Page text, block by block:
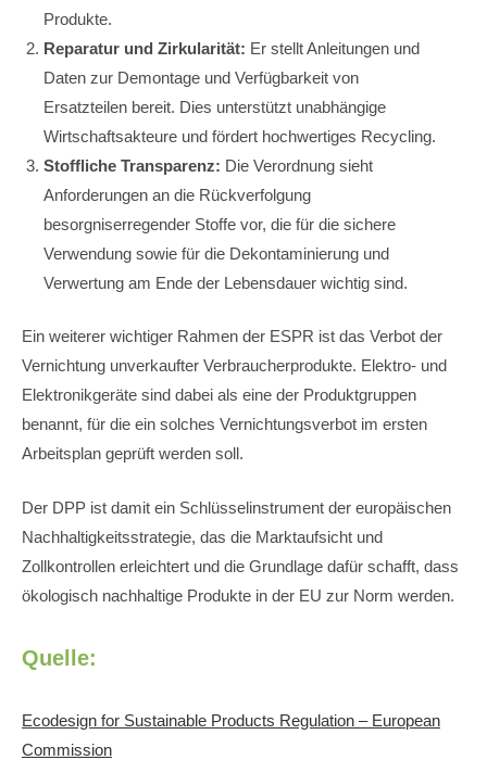
Produkte.
Reparatur und Zirkularität: Er stellt Anleitungen und
Daten zur Demontage und Verfügbarkeit von
Ersatzteilen bereit. Dies unterstützt unabhängige
Wirtschaftsakteure und fördert hochwertiges Recycling.
Stoffliche Transparenz: Die Verordnung sieht
Anforderungen an die Rückverfolgung
besorgniserregender Stoffe vor, die für die sichere
Verwendung sowie für die Dekontaminierung und
Verwertung am Ende der Lebensdauer wichtig sind.
Ein weiterer wichtiger Rahmen der ESPR ist das Verbot der
Vernichtung unverkaufter Verbraucherprodukte. Elektro- und
Elektronikgeräte sind dabei als eine der Produktgruppen
benannt, für die ein solches Vernichtungsverbot im ersten
Arbeitsplan geprüft werden soll.
Der DPP ist damit ein Schlüsselinstrument der europäischen
Nachhaltigkeitsstrategie, das die Marktaufsicht und
Zollkontrollen erleichtert und die Grundlage dafür schafft, dass
ökologisch nachhaltige Produkte in der EU zur Norm werden.
Quelle:
Ecodesign for Sustainable Products Regulation – European
Commission